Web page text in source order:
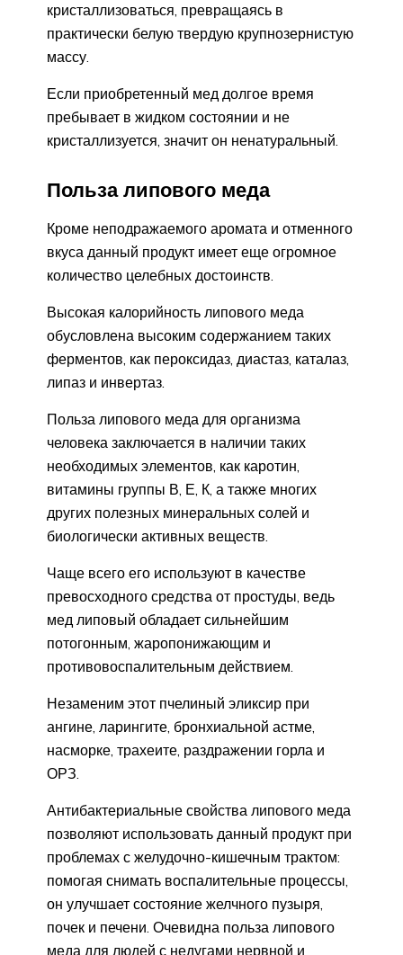
кристаллизоваться, превращаясь в
практически белую твердую крупнозернистую
массу.
Если приобретенный мед долгое время
пребывает в жидком состоянии и не
кристаллизуется, значит он ненатуральный.
Польза липового меда
Кроме неподражаемого аромата и отменного
вкуса данный продукт имеет еще огромное
количество целебных достоинств.
Высокая калорийность липового меда
обусловлена высоким содержанием таких
ферментов, как пероксидаз, диастаз, каталаз,
липаз и инвертаз.
Польза липового меда для организма
человека заключается в наличии таких
необходимых элементов, как каротин,
витамины группы В, Е, К, а также многих
других полезных минеральных солей и
биологически активных веществ.
Чаще всего его используют в качестве
превосходного средства от простуды, ведь
мед липовый обладает сильнейшим
потогонным, жаропонижающим и
противовоспалительным действием.
Незаменим этот пчелиный эликсир при
ангине, ларингите, бронхиальной астме,
насморке, трахеите, раздражении горла и
ОРЗ.
Антибактериальные свойства липового меда
позволяют использовать данный продукт при
проблемах с желудочно-кишечным трактом:
помогая снимать воспалительные процессы,
он улучшает состояние желчного пузыря,
почек и печени. Очевидна польза липового
меда для людей с недугами нервной и